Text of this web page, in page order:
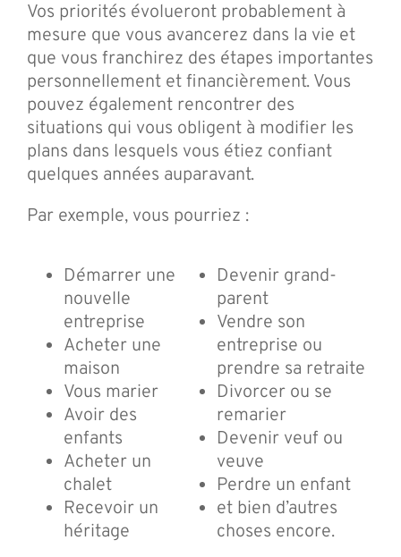
Vos priorités évolueront probablement à
mesure que vous avancerez dans la vie et
que vous franchirez des étapes importantes
personnellement et financièrement. Vous
pouvez également rencontrer des
situations qui vous obligent à modifier les
plans dans lesquels vous étiez confiant
quelques années auparavant.
Par exemple, vous pourriez :
Démarrer une
nouvelle
entreprise
Acheter une
maison
Vous marier
Avoir des
enfants
Acheter un
chalet
Recevoir un
héritage
Devenir grand-
parent
Vendre son
entreprise ou
prendre sa retraite
Divorcer ou se
remarier
Devenir veuf ou
veuve
Perdre un enfant
et bien d’autres
choses encore.